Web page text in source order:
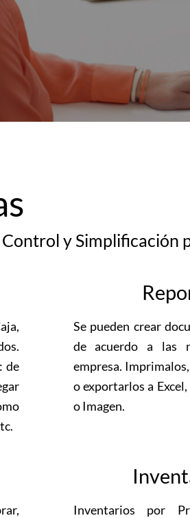
y Simplificación
de
Se pueden crear
de acuerdo a las
empresa.
o exportarlos a
o Imagen.
Inventarios por